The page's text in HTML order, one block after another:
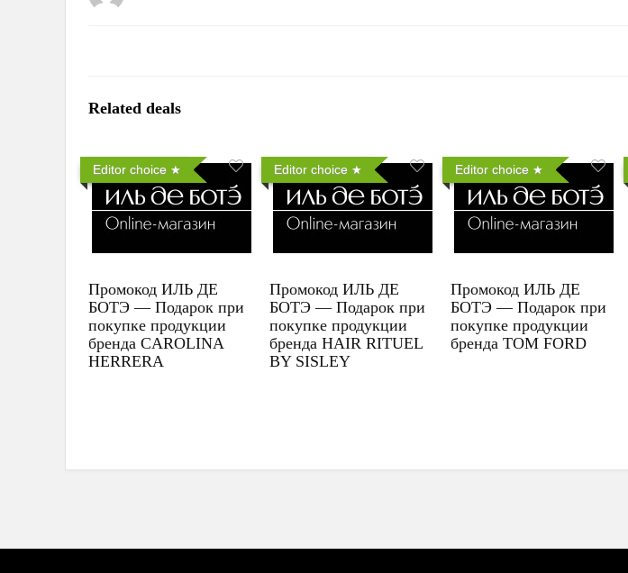
Related deals
Editor choice
Промокод ИЛЬ ДЕ
БОТЭ — Подарок при
покупке продукции
бренда CAROLINA
HERRERA
Editor choice
Промокод ИЛЬ ДЕ
БОТЭ — Подарок при
покупке продукции
бренда HAIR RITUEL
BY SISLEY
Editor choice
Промокод ИЛЬ ДЕ
БОТЭ — Подарок при
покупке продукции
бренда TOM FORD